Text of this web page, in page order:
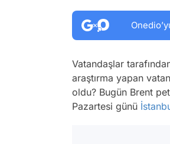
Vatandaşlar
araştırma yapan
oldu? Bugün Brent
Pazartesi günü